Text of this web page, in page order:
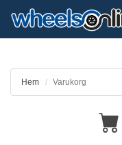
Hem Varukorg